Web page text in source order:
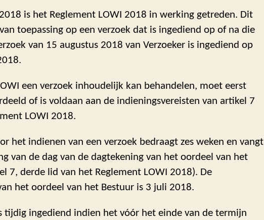
is het Reglement LOWI 2018 in werking getreden. Dit
toepassing op een verzoek dat is ingediend op of na die
van 15 augustus 2018 van Verzoeker is ingediend op
een verzoek inhoudelijk kan behandelen, moet eerst
of is voldaan aan de indieningsvereisten van artikel 7
LOWI 2018.
het indienen van een verzoek bedraagt zes weken en vangt
van de dag van de dagtekening van het oordeel van het
7, derde lid van het Reglement LOWI 2018). De
het oordeel van het Bestuur is 3 juli 2018.
tijdig ingediend indien het vóór het einde van de termijn